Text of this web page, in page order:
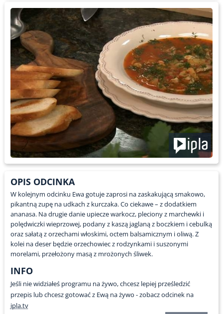
OPIS ODCINKA
W kolejnym odcinku Ewa gotuje zaprosi na zaskakującą smakowo,
pikantną zupę na udkach z kurczaka. Co ciekawe – z dodatkiem
ananasa. Na drugie danie upiecze warkocz, pleciony z marchewki i
polędwiczki wieprzowej, podany z kaszą jaglaną z boczkiem i cebulką
oraz sałatą z orzechami włoskimi, octem balsamicznym i oliwą. Z
kolei na deser będzie orzechowiec z rodzynkami i suszonymi
morelami, przełożony masą z mrożonych śliwek.
INFO
Jeśli nie widziałeś programu na żywo, chcesz lepiej prześledzić
przepis lub chcesz gotować z Ewą na żywo - zobacz odcinek na
ipla.tv